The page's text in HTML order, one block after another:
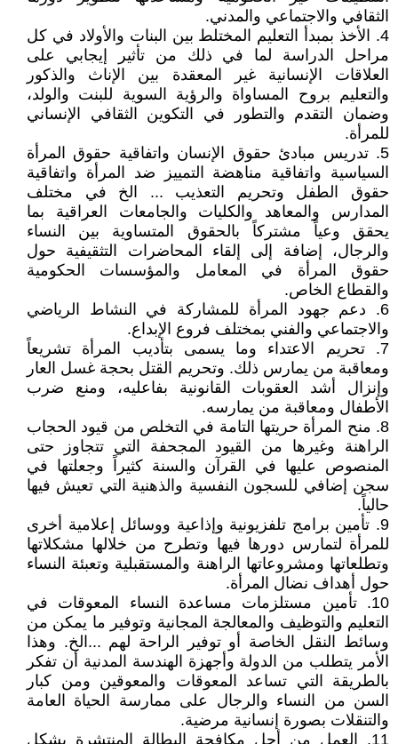
الثقافي والاجتماعي والمدني.
4. الأخذ بمبدأ التعليم المختلط بين البنات والأولاد في كل
مراحل الدراسة لما في ذلك من تأثير إيجابي على
العلاقات الإنسانية غير المعقدة بين الإناث والذكور
والتعليم بروح المساواة والرؤية السوية للبنت والولد،
وضمان التقدم والتطور في التكوين الثقافي الإنساني
للمرأة.
5. تدريس مبادئ حقوق الإنسان واتفاقية حقوق المرأة
السياسية واتفاقية مناهضة التمييز ضد المرأة واتفاقية
حقوق الطفل وتحريم التعذيب ... الخ في مختلف
المدارس والمعاهد والكليات والجامعات العراقية بما
يحقق وعياً مشتركاً بالحقوق المتساوية بين النساء
والرجال، إضافة إلى إلقاء المحاضرات التثقيفية حول
حقوق المرأة في المعامل والمؤسسات الحكومية
والقطاع الخاص.
6. دعم جهود المرأة للمشاركة في النشاط الرياضي
والاجتماعي والفني بمختلف فروع الإبداع.
7. تحريم الاعتداء وما يسمى بتأديب المرأة تشريعاً
ومعاقبة من يمارس ذلك. وتحريم القتل بحجة غسل العار
وإنزال أشد العقوبات القانونية بفاعليه، ومنع ضرب
الأطفال ومعاقبة من يمارسه.
8. منح المرأة حريتها التامة في التخلص من قيود الحجاب
الراهنة وغيرها من القيود المجحفة التي تتجاوز حتى
المنصوص عليها في القرآن والسنة كثيراً وجعلتها في
سجن إضافي للسجون النفسية والذهنية التي تعيش فيها
حالياً.
9. تأمين برامج تلفزيونية وإذاعية ووسائل إعلامية أخرى
للمرأة لتمارس دورها فيها وتطرح من خلالها مشكلاتها
وتطلعاتها ومشروعاتها الراهنة والمستقبلية وتعبئة النساء
حول أهداف نضال المرأة.
10. تأمين مستلزمات مساعدة النساء المعوقات في
التعليم والتوظيف والمعالجة المجانية وتوفير ما يمكن من
وسائط النقل الخاصة أو توفير الراحة لهم ...الخ. وهذا
الأمر يتطلب من الدولة وأجهزة الهندسة المدنية أن تفكر
بالطريقة التي تساعد المعوقات والمعوقين ومن كبار
السن من النساء والرجال على ممارسة الحياة العامة
والتنقلات بصورة إنسانية مرضية.
11. العمل من أجل مكافحة البطالة المنتشرة بشكل